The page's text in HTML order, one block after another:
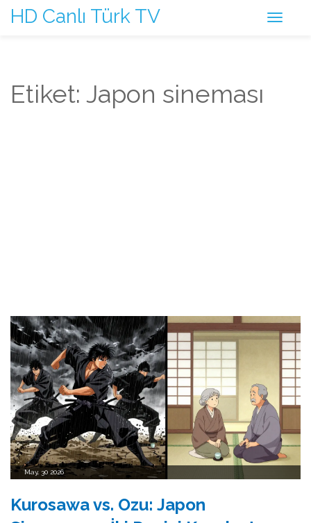
HD Canlı Türk TV
Etiket: Japon sineması
May, 30 2026
Kurosawa vs. Ozu: Japon